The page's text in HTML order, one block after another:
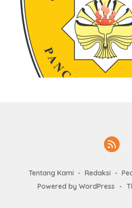
Tentang Kami Redaksi
Powered by WordPress
-